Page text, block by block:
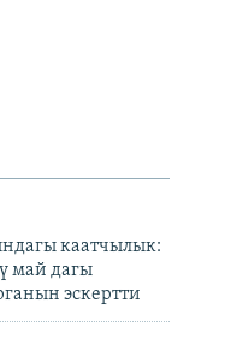
каатчылык:
май дагы
эскертти